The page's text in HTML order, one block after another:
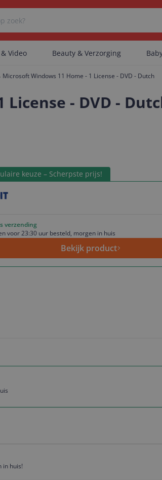
Er zijn geen categorieën gevonden.
Er zijn geen artikelen gevonden.
Video Beauty & Verzorging
Microsoft Windows 11 Home - 1 License - DVD - Dutch
- DVD -
keuze – Scherpste prijs!
verzending
voor 23:30 uur besteld, morgen in huis
Bekijk product
in huis!